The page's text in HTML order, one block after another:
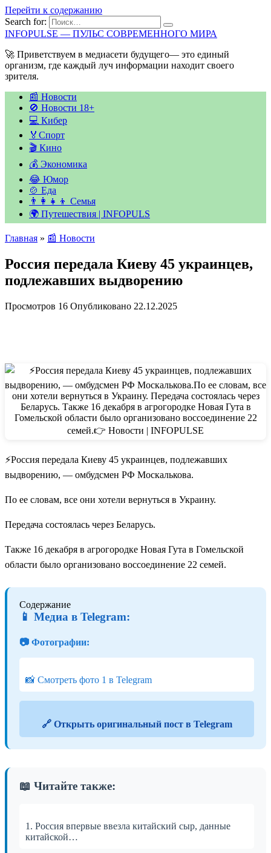
Перейти к содержанию
Search for:
INFOPULSE — ПУЛЬС СОВРЕМЕННОГО МИРА
🚀 Приветствуем в медиасети будущего— это единый
организм, где каждый луч информации находит своего
зрителя.
📰 Новости
🚫 Новости 18+
💻 Кибер
🏅Спорт
🎬 Кино
💰 Экономика
😂 Юмор
🍲 Еда
👨‍👩‍👧‍👦 Семья
🌍 Путешествия | INFOPULS
Главная » 📰 Новости
Россия передала Киеву 45 украинцев,
подлежавших выдворению
Просмотров 16 Опубликовано 22.12.2025
⚡️Россия передала Киеву 45 украинцев, подлежавших
выдворению, — омбудсмен РФ Москалькова.
По ее словам, все они хотели вернуться в Украину.
Передача состоялась через Беларусь.
Также 16 декабря в агрогородке Новая Гута в Гомельской
области было организовано воссоединение 22 семей.
Содержание
📱 Медиа в Telegram:
📷 Фотографии:
📸 Смотреть фото 1 в Telegram
🔗 Открыть оригинальный пост в Telegram
📖 Читайте также:
1. Россия впервые ввезла китайский сыр, данные
китайской…